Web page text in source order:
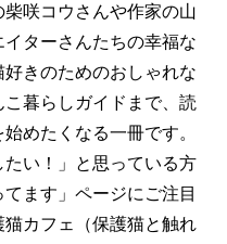
咲コウさんや作家の山
ターさんたちの幸福な
きのためのおしゃれな
暮らしガイドまで、読
めたくなる一冊です。
い！」と思っている方
ます」ページにご注目
カフェ（保護猫と触れ